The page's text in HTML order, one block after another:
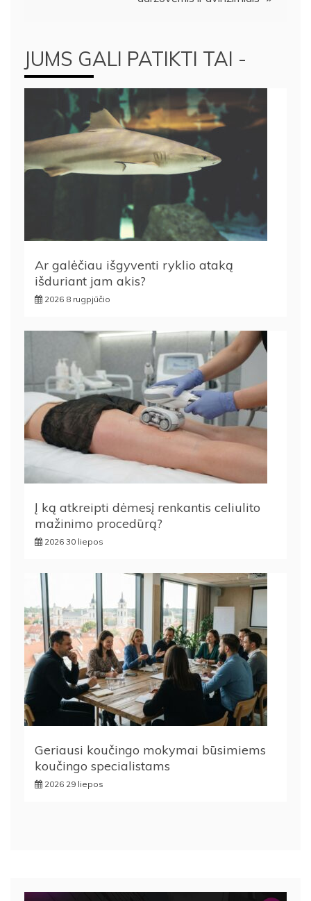
JUMS GALI PATIKTI TAI -
Ar galėčiau išgyventi ryklio ataką
išduriant jam akis?
2026 8 rugpjūčio
Į ką atkreipti dėmesį renkantis celiulito
mažinimo procedūrą?
2026 30 liepos
Geriausi koučingo mokymai būsimiems
koučingo specialistams
2026 29 liepos